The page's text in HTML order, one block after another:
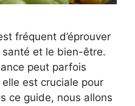
fréquent d’éprouver
et le bien-être.
peut parfois
est cruciale pour
ce guide, nous allons